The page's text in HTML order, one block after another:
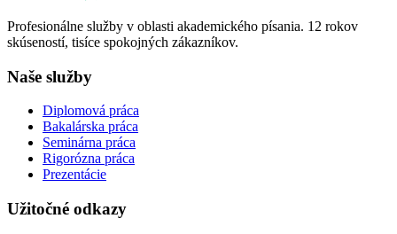
Profesionálne služby v oblasti akademického písania. 12 rokov
skúseností, tisíce spokojných zákazníkov.
Naše služby
Diplomová práca
Bakalárska práca
Seminárna práca
Rigorózna práca
Prezentácie
Užitočné odkazy